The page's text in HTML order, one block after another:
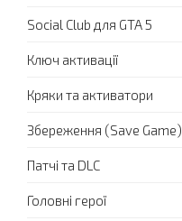
Social Club для GTA 5
Ключ активації
Кряки та активатори
Збереження (Save Game)
Патчі та DLC
Головні герої